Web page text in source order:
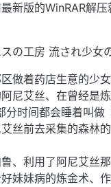
新版的WinRAR解压
の工房 流され少女
做着药店生意的少
阿尼艾丝、在曾经是
分时间都会睡着叫做
丝前去采集的森林
、利用了阿尼艾丝
妹妹病的炼金术、